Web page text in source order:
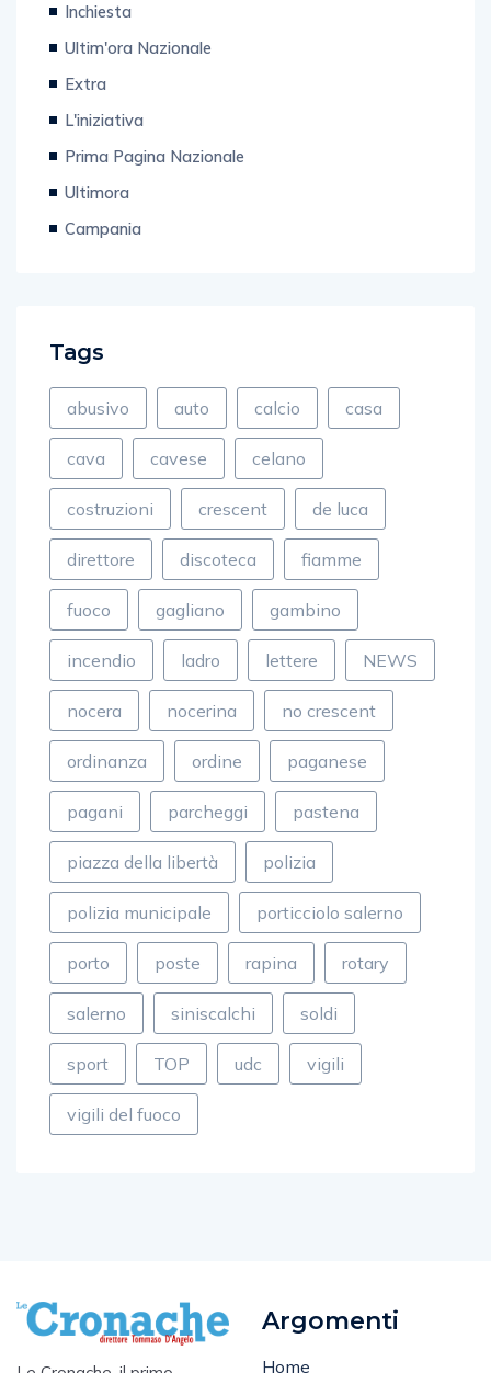
Ultim'ora Nazionale
Extra
L'iniziativa
Prima Pagina Nazionale
Ultimora
Campania
abusivo auto calcio casa
cava cavese celano
costruzioni crescent de luca
direttore discoteca fiamme
fuoco gagliano gambino
incendio ladro lettere NEWS
nocera nocerina no crescent
ordinanza ordine paganese
pagani parcheggi pastena
piazza della libertà polizia
polizia municipale porticciolo salerno
porto poste rapina rotary
salerno siniscalchi soldi
sport TOP udc vigili
vigili del fuoco
Le Cronache, il primo